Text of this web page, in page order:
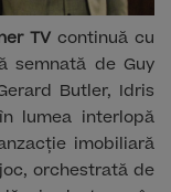
TV continuă cu
semnată de Guy
Butler, Idris
lumea interlopă
imobiliară
orchestrată de